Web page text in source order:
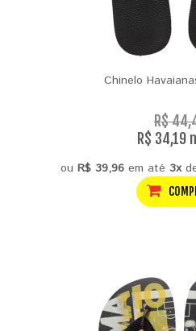
Chinelo
R$
R$ 34,19
ou R$ 39,96em até 3x